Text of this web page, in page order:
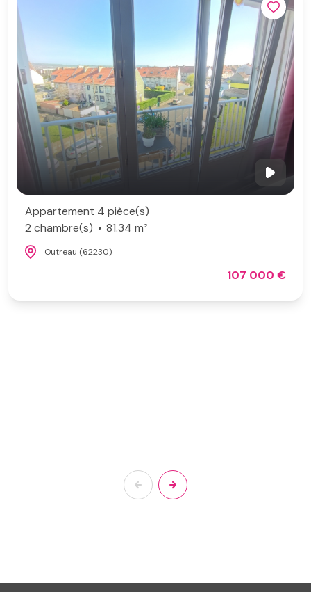
Appartement 4 pièce(s)
2 chambre(s)
81.34 m²
Outreau (62230)
107 000 €